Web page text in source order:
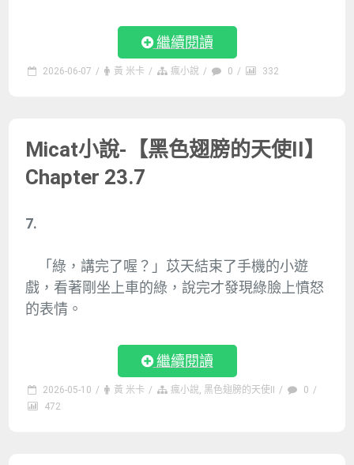
繼續閱讀
2026-06-07 / 黃 米卡 / 瘋小說 / 0 / 332
Micat小說-【黑色翅膀的天使II】
Chapter 23.7
7.
「綠，講完了喔？」苡天結束了手機的小遊
戲，看著剛坐上車的綠，說完才發現綠臉上憤怒
的表情。
繼續閱讀
2026-05-10 / 黃 米卡 / 瘋小說 黑色翅膀的天使II / 0 /
472